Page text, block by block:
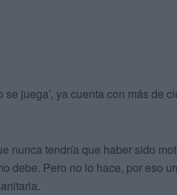
se juega’, ya cuenta con más de
nunca tendría que haber sido
debe. Pero no lo hace, por eso